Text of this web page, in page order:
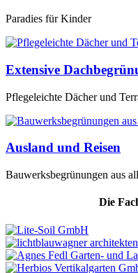
Paradies für Kinder
Extensive
Pflegeleichte Dächer und
Ausland und Reisen
Bauwerksbegrünungen aus
Die